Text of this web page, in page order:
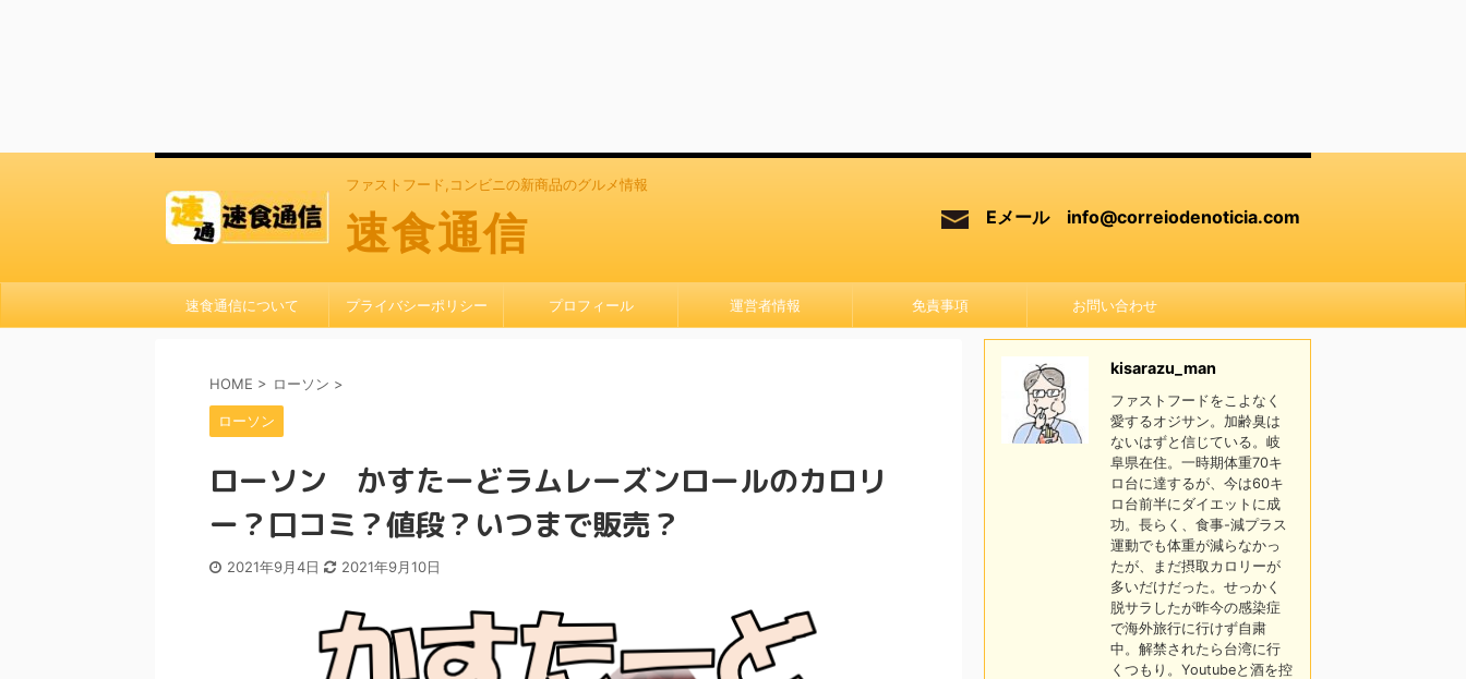
ファストフード,コンビニの新商品のグルメ情報
速食通信 Eメール info@correiodenoticia.com
速食通信について プライバシーポリシー プロフィール 運営者情報 免責事項 お問い合わせ
HOME > ローソン >
ローソン
ローソン かすたーどラムレーズンロールのカロリ
ー？口コミ？値段？いつまで販売？
2021年9月4日 2021年9月10日
kisarazu_man
ファストフードをこよなく
愛するオジサン。加齢臭は
ないはずと信じている。岐
阜県在住。一時期体重70キ
ロ台に達するが、今は60キ
ロ台前半にダイエットに成
功。長らく、食事-減プラス
運動でも体重が減らなかっ
たが、まだ摂取カロリーが
多いだけだった。せっかく
脱サラしたが昨今の感染症
で海外旅行に行けず自粛
中。解禁されたら台湾に行
くつもり。Youtubeと酒を控